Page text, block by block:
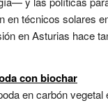
en técnicos solares
en Asturias hace
con biochar
en carbón